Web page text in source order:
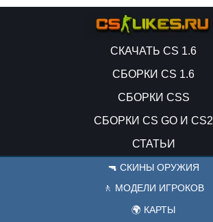
СКАЧАТЬ CS 1.6
СБОРКИ CS 1.6
СБОРКИ CSS
СБОРКИ CS GO И CS2
СТАТЬИ
🔫 СКИНЫ ОРУЖИЯ
🚶 МОДЕЛИ ИГРОКОВ
🌍 КАРТЫ